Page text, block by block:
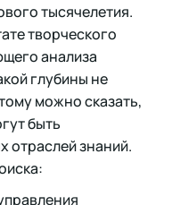
тысячелетия.
творческого
анализа
глубины не
можно сказать,
быть
отраслей знаний.